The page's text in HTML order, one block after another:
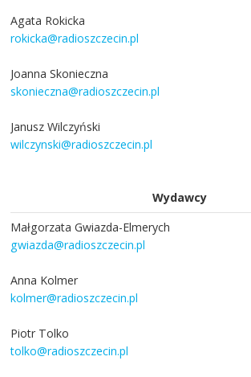
Agata Rokicka
rokicka@radioszczecin.pl
Joanna Skonieczna
skonieczna@radioszczecin.pl
Janusz Wilczyński
wilczynski@radioszczecin.pl
Wydawcy
Małgorzata Gwiazda-Elmerych
gwiazda@radioszczecin.pl
Anna Kolmer
kolmer@radioszczecin.pl
Piotr Tolko
tolko@radioszczecin.pl